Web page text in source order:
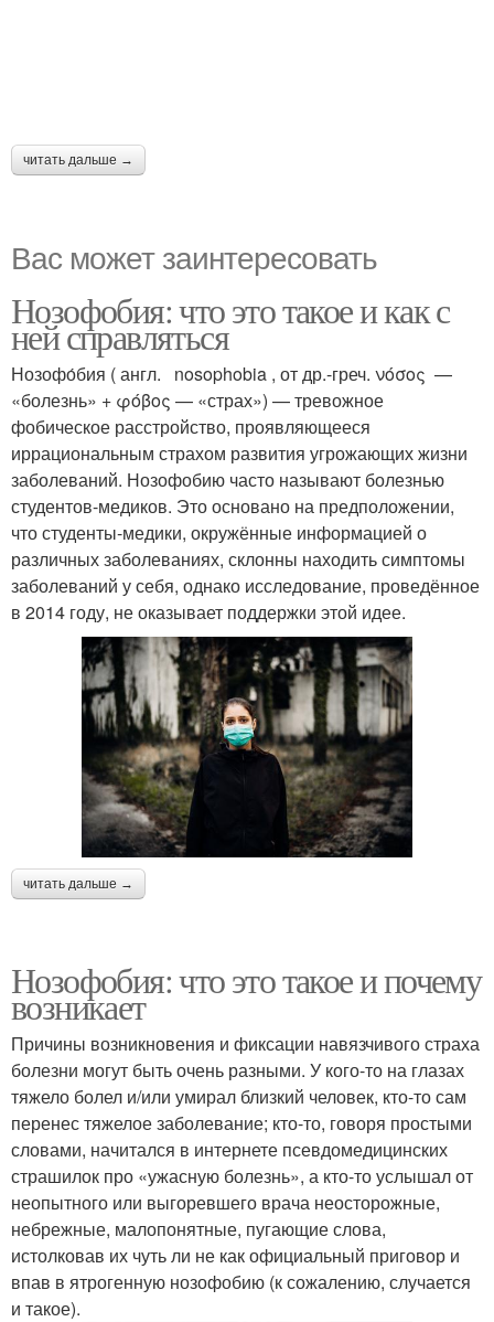
читать дальше →
Вас может заинтересовать
Нозофобия: что это такое и как с
ней справляться
Нозофо́бия ( англ. nosophobia , от др.-греч. νόσος —
«болезнь» + φόβος — «страх») — тревожное
фобическое расстройство, проявляющееся
иррациональным страхом развития угрожающих жизни
заболеваний. Нозофобию часто называют болезнью
студентов-медиков. Это основано на предположении,
что студенты-медики, окружённые информацией о
различных заболеваниях, склонны находить симптомы
заболеваний у себя, однако исследование, проведённое
в 2014 году, не оказывает поддержки этой идее.
читать дальше →
Нозофобия: что это такое и почему
возникает
Причины возникновения и фиксации навязчивого страха
болезни могут быть очень разными. У кого-то на глазах
тяжело болел и/или умирал близкий человек, кто-то сам
перенес тяжелое заболевание; кто-то, говоря простыми
словами, начитался в интернете псевдомедицинских
страшилок про «ужасную болезнь», а кто-то услышал от
неопытного или выгоревшего врача неосторожные,
небрежные, малопонятные, пугающие слова,
истолковав их чуть ли не как официальный приговор и
впав в ятрогенную нозофобию (к сожалению, случается
и такое).